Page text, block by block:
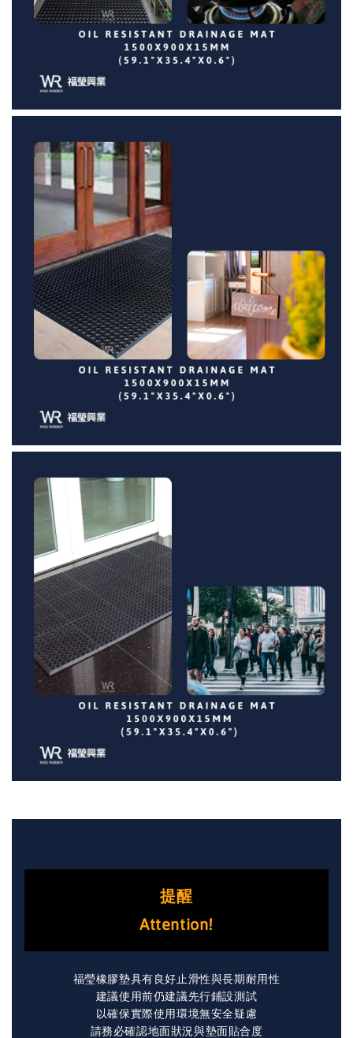
提醒
Attention!
福瑩橡膠墊具有良好止滑性與長期耐用性
建議使用前仍建議先行鋪設測試
以確保實際使用環境無安全疑慮
請務必確認地面狀況與墊面貼合度